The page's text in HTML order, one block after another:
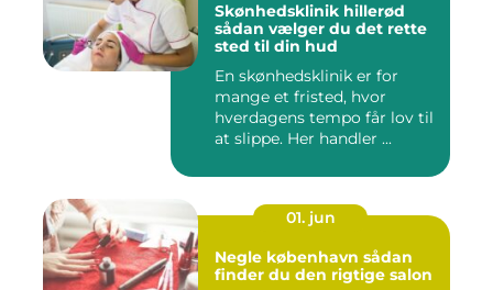
Skønhedsklinik hillerød
sådan vælger du det rette
sted til din hud
En skønhedsklinik er for
mange et fristed, hvor
hverdagens tempo får lov til
at slippe. Her handler ...
01. jun
Negle københavn sådan
finder du den rigtige salon